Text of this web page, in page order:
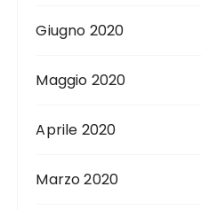
Giugno 2020
Maggio 2020
Aprile 2020
Marzo 2020